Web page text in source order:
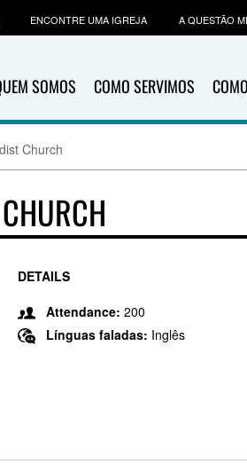
SOMOS COMO SERVIMOS
ENCONTRE UMA IGREJA A QUESTÃO
Church
DETAILS
Attendance: 200
Línguas faladas: Inglês